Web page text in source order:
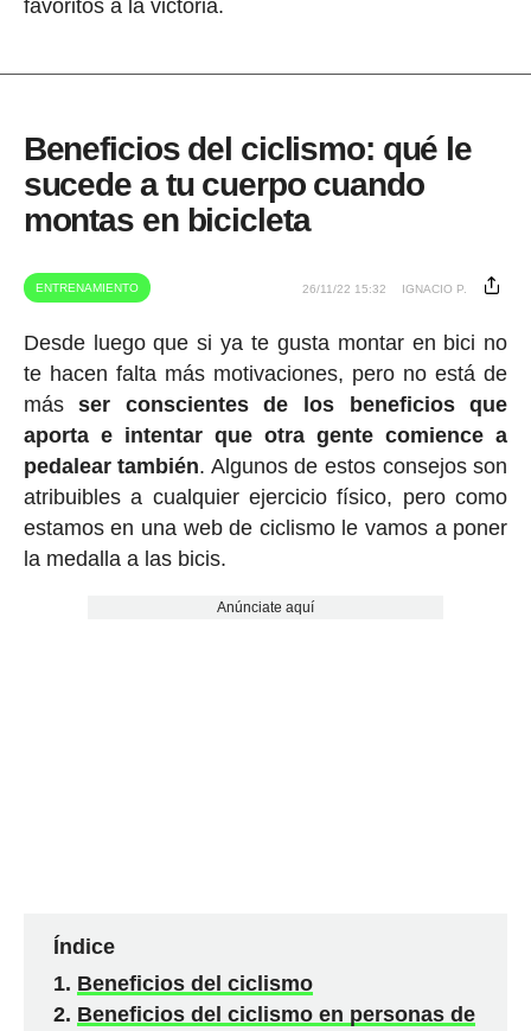
favoritos a la victoria.
Beneficios del ciclismo: qué le
sucede a tu cuerpo cuando
montas en bicicleta
ENTRENAMIENTO 26/11/22 15:32 IGNACIO P.
Desde luego que si ya te gusta montar en bici no
te hacen falta más motivaciones, pero no está de
másser conscientes de los beneficios que
aporta e intentar que otra gente comience a
pedalear también. Algunos de estos consejos son
atribuibles a cualquier ejercicio físico, pero como
estamos en una web de ciclismo le vamos a poner
la medalla a las bicis.
Anúnciate aquí
Índice
Beneficios del ciclismo
Beneficios del ciclismo en personas de